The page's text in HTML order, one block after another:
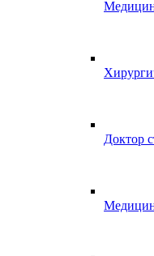
Доктор